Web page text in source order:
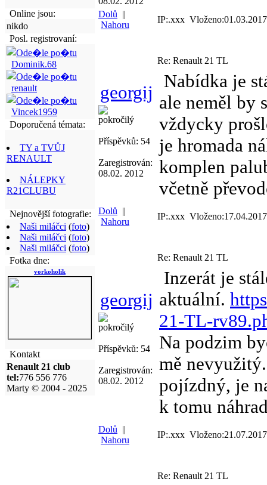
Online jsou:
nikdo
Posl. registrovaní:
Dominik.68
renault
Vincek1959
Doporučená témata:
TY a TVŮJ
RENAULT
NÁLEPKY
R21CLUBU
Nejnovější fotografie:
Naši miláčci (foto)
Naši miláčci (foto)
Naši miláčci (foto)
Fotka dne:
vorkoholik
Kontakt
Renault 21 club
tel:776 556 776
Marty © 2004 - 2025
Dolů ||
Nahoru
IP:.xxx
georgij
pokročilý
Příspěvků: 54
Zaregistrován:
08.02. 2012
Re: Renault 21 TL
Nabídka je
ale neměl by
vždycky
je hromada
komplen
včetně
Dolů ||
Nahoru
IP:.xxx
georgij
pokročilý
Příspěvků: 54
Zaregistrován:
08.02. 2012
Re: Renault 21 TL
Inzerát je
aktuální.
21-TL-
Na podzim
mě
pojízdný, je
k tomu
Dolů ||
Nahoru
IP:.xxx
Re: Renault 21 TL